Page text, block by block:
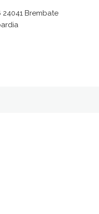
24041 Brembate